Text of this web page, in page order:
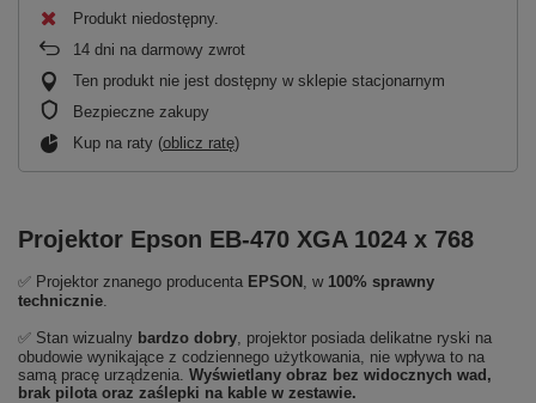
Produkt niedostępny
14 dni na darmowy zwrot
Ten produkt nie jest dostępny w sklepie stacjonarnym
Bezpieczne zakupy
Kup na raty (oblicz ratę)
Projektor Epson EB-470 XGA 1024 x 768
✅ Projektor znanego producenta EPSON , w 100% sprawny
technicznie.
✅ Stan wizualny bardzo dobry, projektor posiada delikatne ryski na
obudowie wynikające z codziennego użytkowania, nie wpływa to na
samą pracę urządzenia. Wyświetlany obraz bez widocznych wad,
brak pilota oraz zaślepki na kable w zestawie.